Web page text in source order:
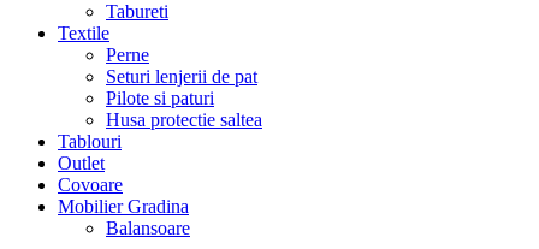
Tabureti
Textile
Perne
Seturi lenjerii de pat
Pilote si paturi
Husa protectie saltea
Tablouri
Outlet
Covoare
Mobilier Gradina
Balansoare